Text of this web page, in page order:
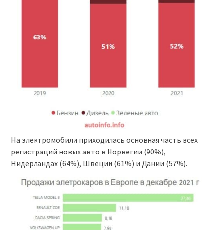
На электромобили приходилась основная часть всех
регистраций новых авто в Норвегии (90%),
Нидерландах (64%), Швеции (61%) и Дании (57%).